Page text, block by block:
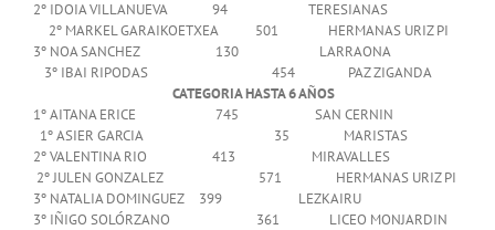
2º IDOIA VILLANUEVA 94 TERESIANAS
2º MARKEL GARAIKOETXEA 501 HERMANAS URIZ PI
3º NOA SANCHEZ 130 LARRAONA
3º IBAI RIPODAS 454 PAZ ZIGANDA
CATEGORIA HASTA 6 AÑOS
1º AITANA ERICE 745 SAN CERNIN
1º ASIER GARCIA 35 MARISTAS
2º VALENTINA RIO 413 MIRAVALLES
2º JULEN GONZALEZ 571 HERMANAS URIZ PI
3º NATALIA DOMINGUEZ 399 LEZKAIRU
3º IÑIGO SOLÓRZANO 361 LICEO MONJARDIN